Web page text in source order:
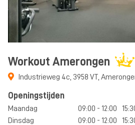
Workout Amerongen
Industrieweg 4c, 3958 VT,
Openingstijden
Maandag 09:00 - 12:00
Dinsdag
09:00 - 12:00